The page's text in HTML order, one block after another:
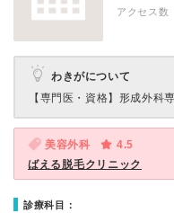
アクセス
わきがについて
【専門医・資格】 形成外科
美容外科
4.5
ばえる脱毛クリニック
診療科目：